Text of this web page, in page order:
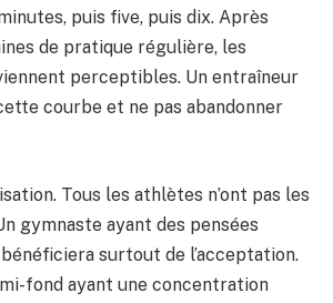
puis five, puis dix. Après
de pratique régulière, les
perceptibles. Un entraîneur
courbe et ne pas abandonner
Tous les athlètes n’ont pas les
gymnaste ayant des pensées
surtout de l’acceptation.
fond ayant une concentration